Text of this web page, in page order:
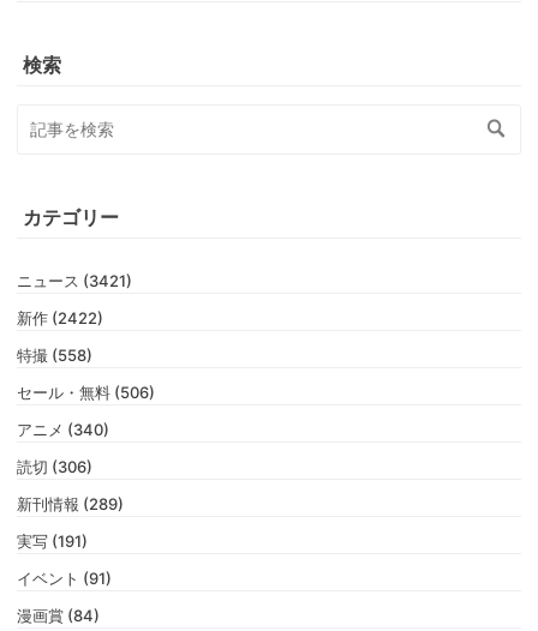
検索
カテゴリー
ニュース (3421)
新作 (2422)
特撮 (558)
セール・無料 (506)
アニメ (340)
読切 (306)
新刊情報 (289)
実写 (191)
イベント (91)
漫画賞 (84)